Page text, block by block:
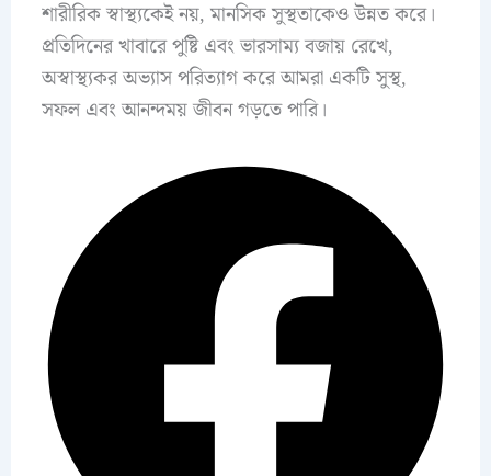
শারীরিক স্বাস্থ্যকেই নয়, মানসিক সুস্থতাকেও উন্নত করে।
প্রতিদিনের খাবারে পুষ্টি এবং ভারসাম্য বজায় রেখে,
অস্বাস্থ্যকর অভ্যাস পরিত্যাগ করে আমরা একটি সুস্থ,
সফল এবং আনন্দময় জীবন গড়তে পারি।